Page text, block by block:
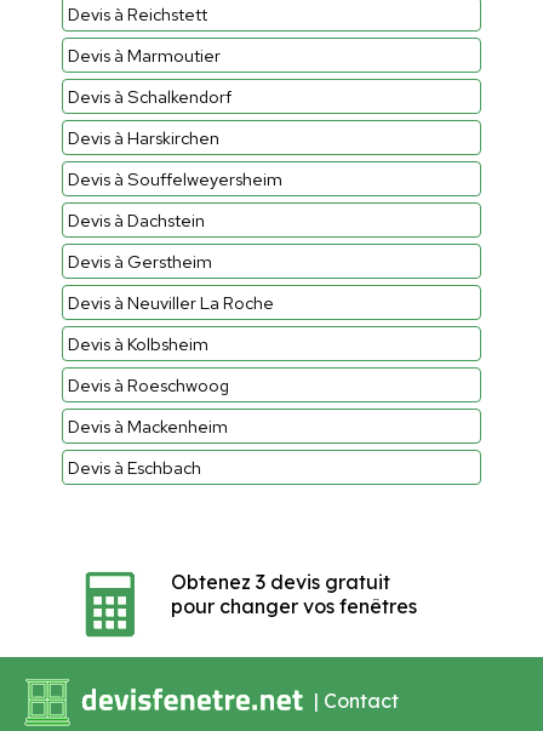
Devis à Reichstett
Devis à Marmoutier
Devis à Schalkendorf
Devis à Harskirchen
Devis à Souffelweyersheim
Devis à Dachstein
Devis à Gerstheim
Devis à Neuviller La Roche
Devis à Kolbsheim
Devis à Roeschwoog
Devis à Mackenheim
Devis à Eschbach
Obtenez 3 devis gratuit
pour changer vos fenêtres
| Contact